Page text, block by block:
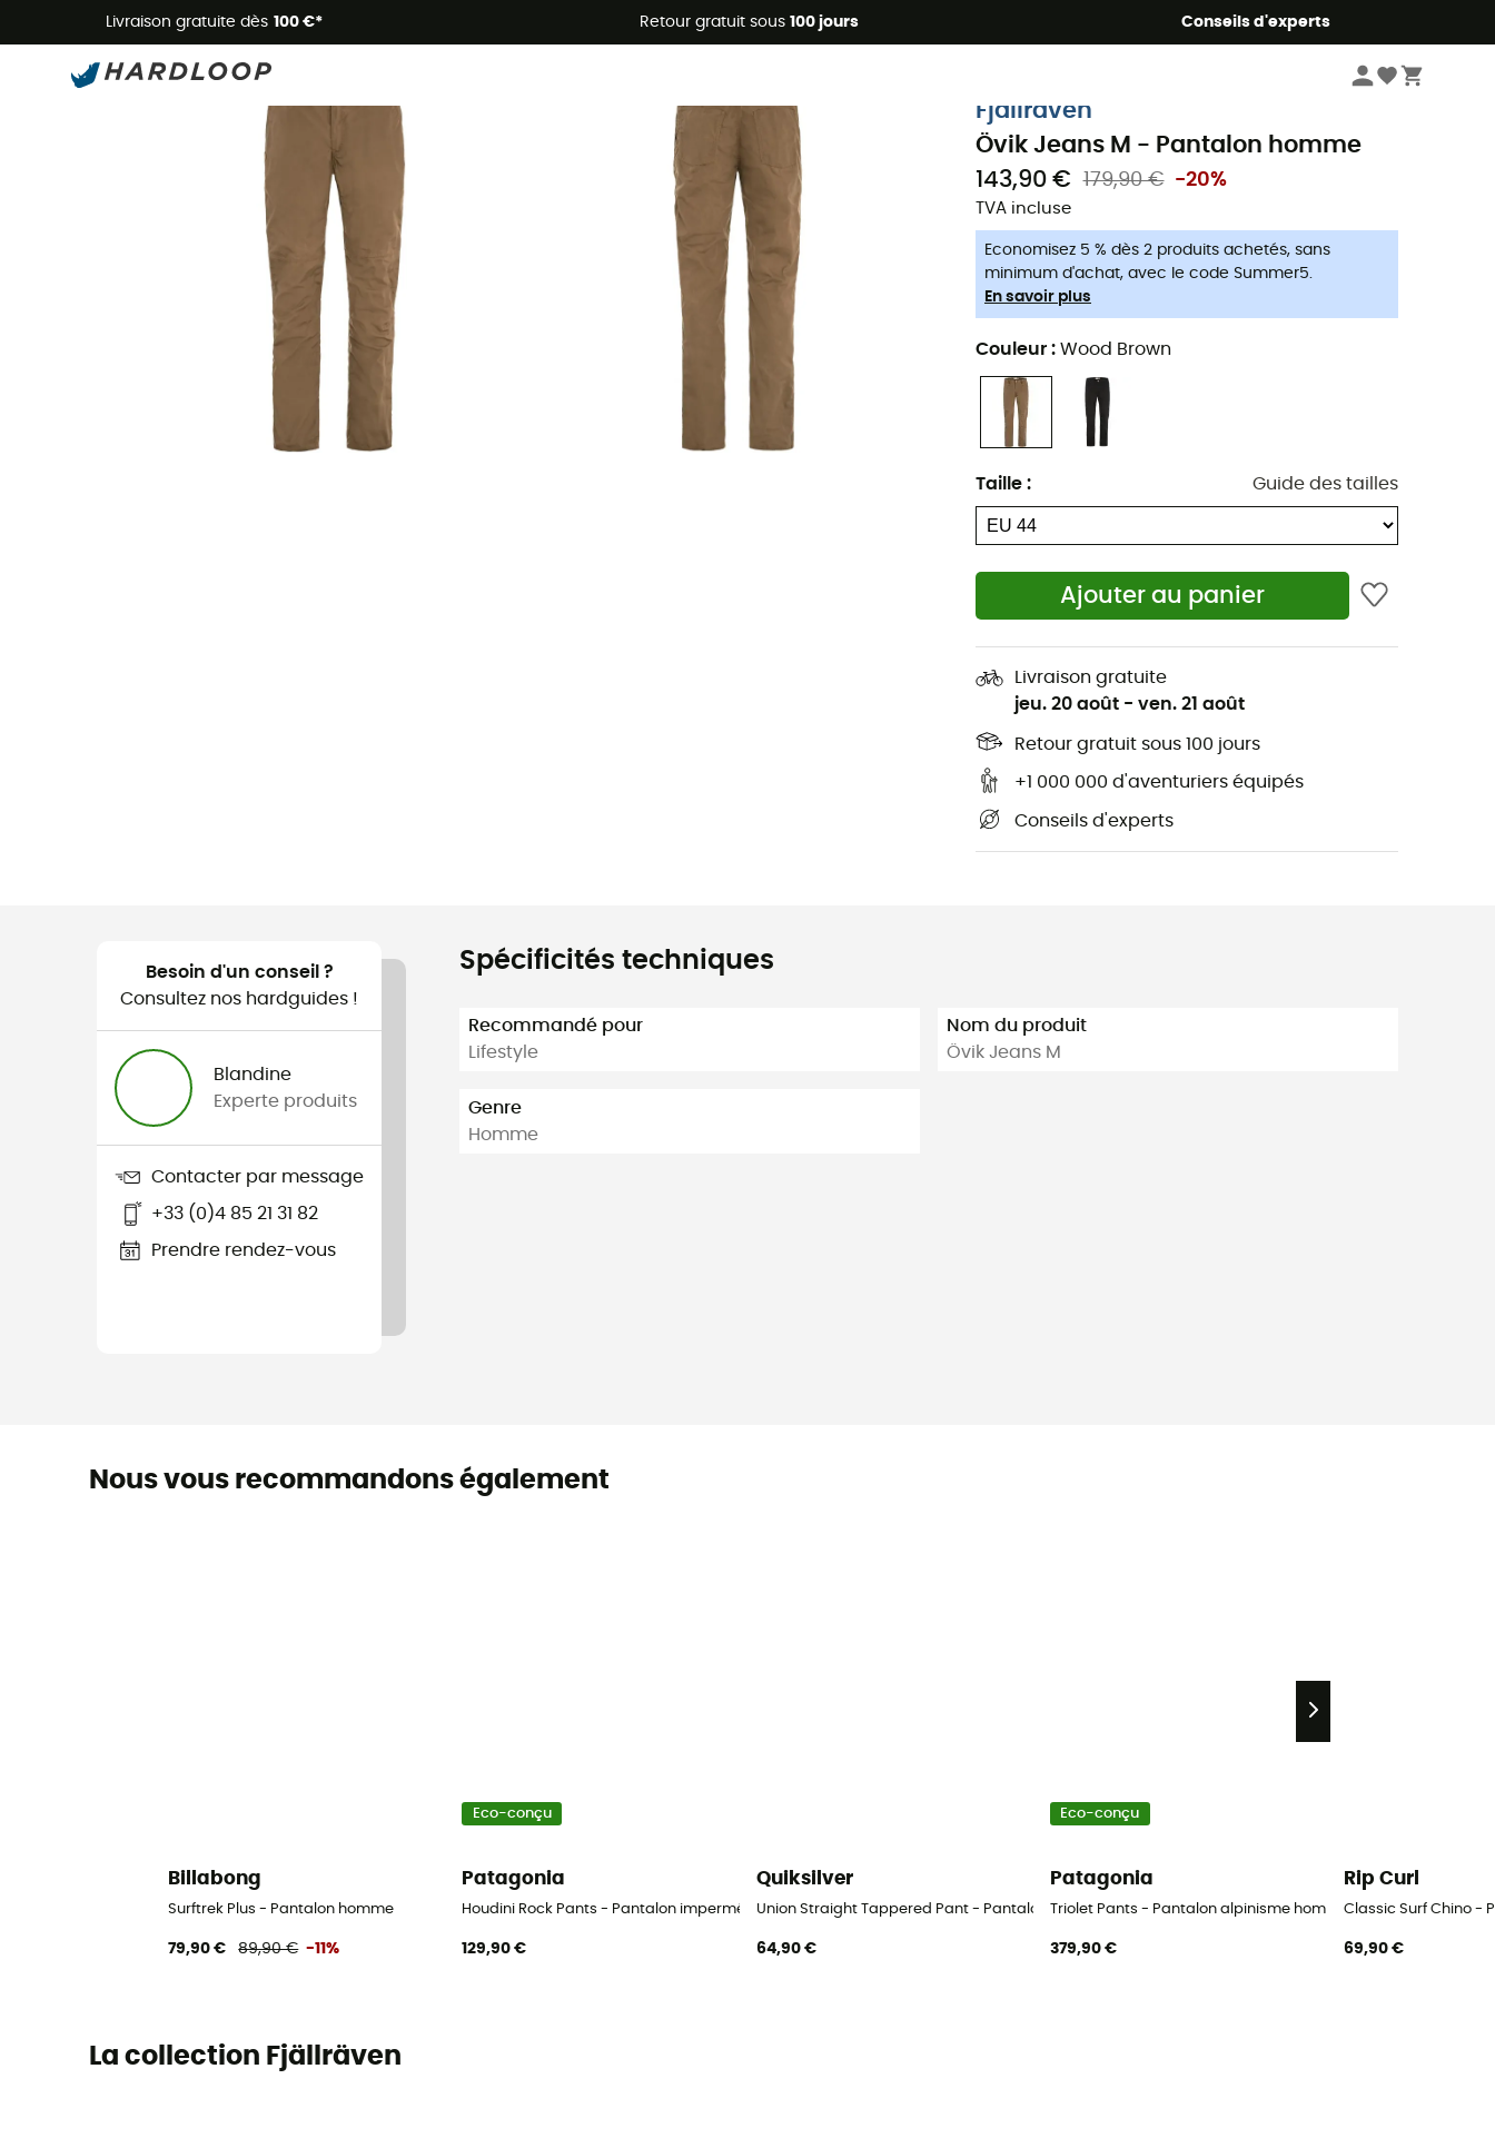
Livraison gratuite dès 100 €* Retour gratuit sous 100 jours Conseils d'experts
Promos d'été 🔥 -5 % EXTRA dès 2 produits* code Summer5
Fjällräven
Övik Jeans M - Pantalon homme
143,90 €
179,90 € -20%
TVA incluse
Economisez 5 % dès 2 produits achetés, sans
minimum d'achat, avec le code Summer5.
En savoir plus
Couleur : Wood Brown
Taille : Guide des tailles
Ajouter au panier
Livraison gratuite
jeu. 20 août - ven. 21 août
Retour gratuit sous 100 jours
+1 000 000 d'aventuriers équipés
Conseils d'experts
Besoin d'un conseil ?
Consultez nos hardguides !
Blandine
Experte produits
Contacter par message
+33 (0)4 85 21 31 82
Prendre rendez-vous
Spécificités techniques
Recommandé pour
Lifestyle
Genre
Homme
Nom du produit
Övik Jeans M
Nous vous recommandons également
Billabong
Surftrek Plus - Pantalon homme
79,90 € 89,90 € -11%
Eco-conçu
Patagonia
Houdini Rock Pants - Pantalon imperméable
129,90 €
Quiksilver
Union Straight Tappered Pant - Pantalon homme
64,90 €
Eco-conçu
Patagonia
Triolet Pants - Pantalon alpinisme homme
379,90 €
Rip Curl
Classic Surf Chino -
69,90 €
La collection Fjällräven